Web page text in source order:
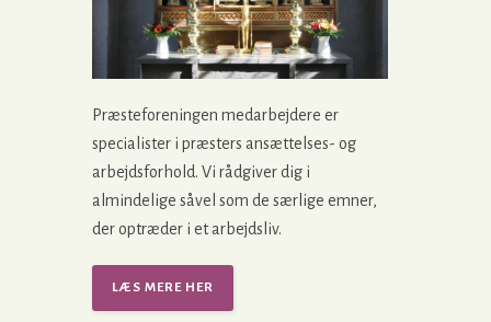
Præsteforeningen medarbejdere er
specialister i præsters ansættelses- og
arbejdsforhold. Vi rådgiver dig i
almindelige såvel som de særlige emner,
der optræder i et arbejdsliv.
LÆS MERE HER